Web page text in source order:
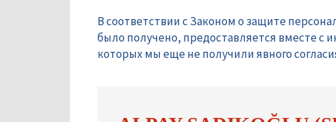
В соответствии с Законом о защите
было получено, предоставляется вместе
которых мы еще не получили явного